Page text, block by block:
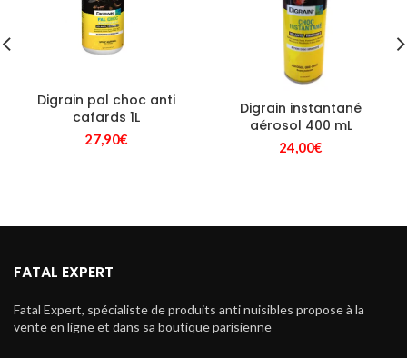
Digrain pal choc anti
cafards 1L
27,90€
Digrain instantané
aérosol 400 mL
24,00€
FATAL EXPERT
Fatal Expert, spécialiste de produits anti nuisibles propose à la
vente en ligne et dans sa boutique parisienne